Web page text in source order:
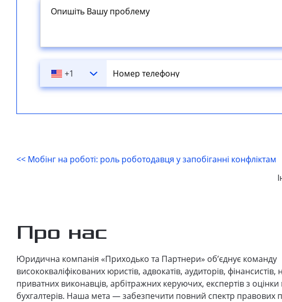
+1
<< Мобінг на роботі: роль роботодавця у запобіганні конфліктам
Про нас
Юридична компанія «Приходько та Партнери» об’єднує команду
висококваліфікованих юристів, адвокатів, аудиторів, фінансистів,
приватних виконавців, арбітражних керуючих, експертів з
бухгалтерів. Наша мета — забезпечити повний спектр правових